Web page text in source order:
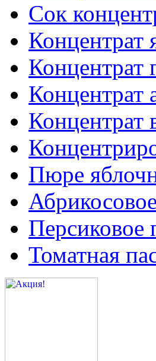
Сок
Концентрат
Концентрат
Концентрат
Концентрат
Пюре
Персиковое
Томатная